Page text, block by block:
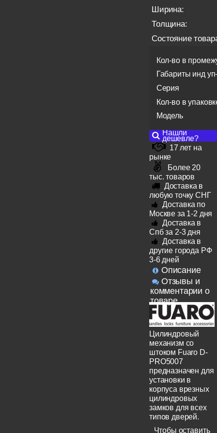
Ширина:
Толщина:
Состояние
Кол-во в
Габариты инд
Серия
Кол-во в
Модель
Нашли
дешевле?
17 лет на
рынке
Более 20
тыс. товаров
Доставка в
любую точку СНГ
Доставка по
Москве за 1-2 дня
Доставка в
Спб за 2-3 дня
Доставка в
другие города РФ
3-6 дней
Описание
Отзывы и
комментарии о
товаре
Цилиндровый
механизм со
штоком Fuaro D-
PRO5007
предназначен для
установки в
корпуса врезных
цилиндровых
замков для всех
типов дверей.
Чтобы оставить